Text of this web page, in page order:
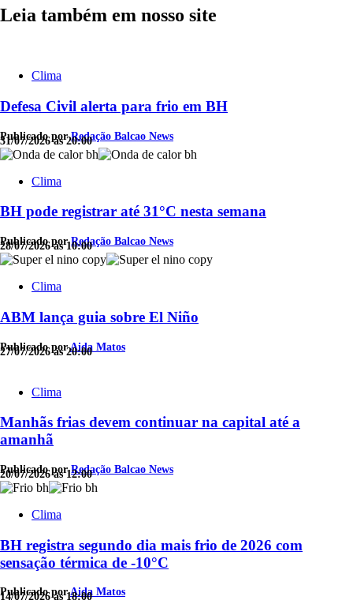
Leia também em nosso site
Clima
Defesa Civil alerta para frio em BH
Publicado porRedação Balcao News
31/07/2026 às 20:00
Clima
BH pode registrar até 31°C nesta semana
Publicado porRedação Balcao News
28/07/2026 às 10:00
Clima
ABM lança guia sobre El Niño
Publicado porAida Matos
27/07/2026 às 20:00
Clima
Manhãs frias devem continuar na capital até a
amanhã
Publicado porRedação Balcao News
20/07/2026 às 12:00
Clima
BH registra segundo dia mais frio de 2026 com
sensação térmica de -10°C
Publicado porAida Matos
14/07/2026 às 18:00